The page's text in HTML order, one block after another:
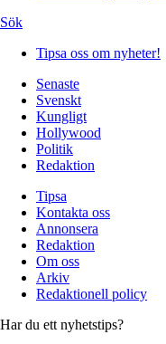
Sök
Tipsa oss om nyheter!
Senaste
Svenskt
Kungligt
Hollywood
Politik
Redaktion
Tipsa
Kontakta oss
Annonsera
Redaktion
Om oss
Arkiv
Redaktionell policy
Har du ett nyhetstips?